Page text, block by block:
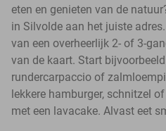
eten en genieten van de
in Silvolde aan het juiste
van een overheerlijk 2- of 3-
van de kaart. Start
rundercarpaccio of
lekkere hamburger, schnitzel
met een lavacake. Alvast eet